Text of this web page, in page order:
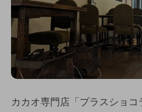
カカオ専門店「プラスショ